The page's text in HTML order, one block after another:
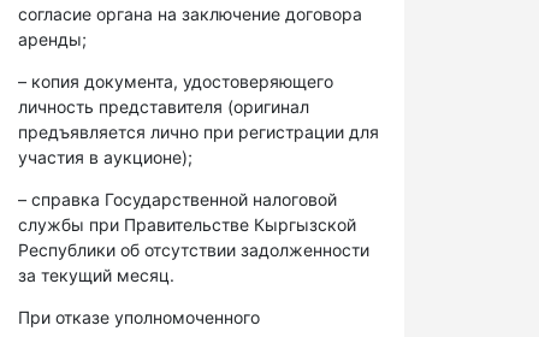
согласие органа на заключение договора
аренды;
– копия документа, удостоверяющего
личность представителя (оригинал
предъявляется лично при регистрации для
участия в аукционе);
– справка Государственной налоговой
службы при Правительстве Кыргызской
Республики об отсутствии задолженности
за текущий месяц.
При отказе уполномоченного